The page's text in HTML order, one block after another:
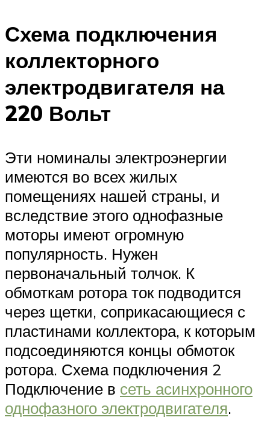
Схема подключения
коллекторного
электродвигателя на
220 Вольт
Эти номиналы электроэнергии
имеются во всех жилых
помещениях нашей страны, и
вследствие этого однофазные
моторы имеют огромную
популярность. Нужен
первоначальный толчок. К
обмоткам ротора ток подводится
через щетки, соприкасающиеся с
пластинами коллектора, к которым
подсоединяются концы обмоток
ротора. Схема подключения 2
Подключение в сеть асинхронного
однофазного электродвигателя.